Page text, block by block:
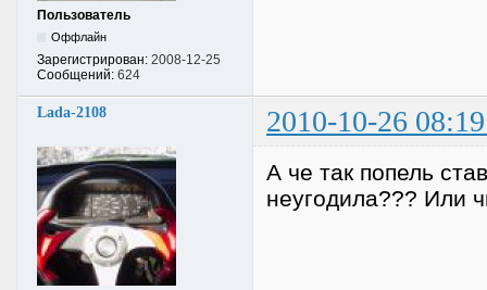
Пользователь
Оффлайн
Зарегистрирован: 2008-12-25
Сообщений: 624
Lada-2108 2010-10-26
А че так попель
неугодила??? Или